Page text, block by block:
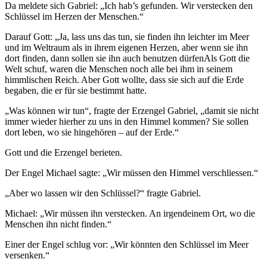
Da meldete sich Gabriel: „Ich hab’s gefunden. Wir verstecken den
Schlüssel im Herzen der Menschen.“
Darauf Gott: „Ja, lass uns das tun, sie finden ihn leichter im Meer
und im Weltraum als in ihrem eigenen Herzen, aber wenn sie ihn
dort finden, dann sollen sie ihn auch benutzen dürfenAls Gott die
Welt schuf, waren die Menschen noch alle bei ihm in seinem
himmlischen Reich. Aber Gott wollte, dass sie sich auf die Erde
begaben, die er für sie bestimmt hatte.
„Was können wir tun“, fragte der Erzengel Gabriel, „damit sie nicht
immer wieder hierher zu uns in den Himmel kommen? Sie sollen
dort leben, wo sie hingehören – auf der Erde.“
Gott und die Erzengel berieten.
Der Engel Michael sagte: „Wir müssen den Himmel verschliessen.“
„Aber wo lassen wir den Schlüssel?“ fragte Gabriel.
Michael: „Wir müssen ihn verstecken. An irgendeinem Ort, wo die
Menschen ihn nicht finden.“
Einer der Engel schlug vor: „Wir könnten den Schlüssel im Meer
versenken.“